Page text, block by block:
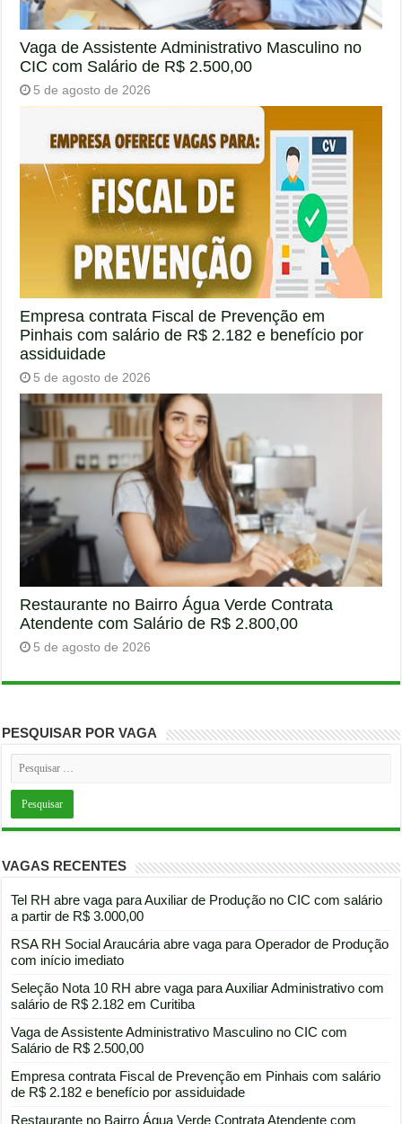
Vaga de Assistente Administrativo Masculino no
CIC com Salário de R$ 2.500,00
5 de agosto de 2026
Empresa contrata Fiscal de Prevenção em
Pinhais com salário de R$ 2.182 e benefício por
assiduidade
5 de agosto de 2026
Restaurante no Bairro Água Verde Contrata
Atendente com Salário de R$ 2.800,00
5 de agosto de 2026
PESQUISAR POR VAGA
VAGAS RECENTES
Tel RH abre vaga para Auxiliar de Produção no CIC com salário
a partir de R$ 3.000,00
RSA RH Social Araucária abre vaga para Operador de Produção
com início imediato
Seleção Nota 10 RH abre vaga para Auxiliar Administrativo com
salário de R$ 2.182 em Curitiba
Vaga de Assistente Administrativo Masculino no CIC com
Salário de R$ 2.500,00
Empresa contrata Fiscal de Prevenção em Pinhais com salário
de R$ 2.182 e benefício por assiduidade
Restaurante no Bairro Água Verde Contrata Atendente com